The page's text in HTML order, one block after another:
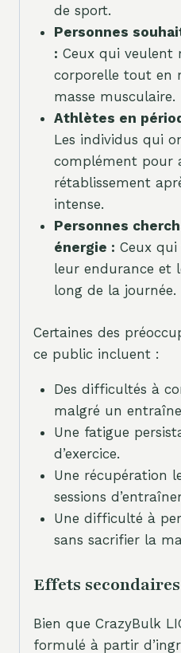
de sport.
Personnes
: Ceux qui veulent
corporelle tout en
masse musculaire.
Athlètes en
Les individus qui
complément pour
rétablissement
intense.
Personnes
énergie : Ceux
leur endurance et
long de la journée.
Certaines des
ce public incluent :
Des difficultés à
malgré un
Une fatigue
d’exercice.
Une récupération
sessions
Une difficulté à
sans sacrifier la
Effets
Bien que CrazyBulk
formulé à partir